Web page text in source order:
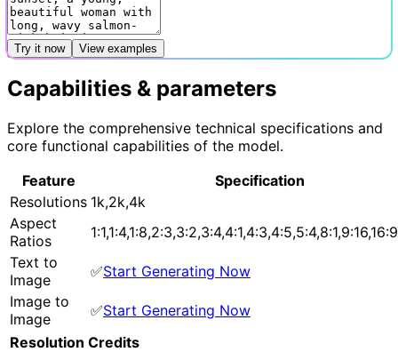
Try it now View examples
Capabilities & parameters
Explore the comprehensive technical specifications and
core functional capabilities of the model.
Feature
Specification
Resolutions 1k,2k,4k
Aspect
Ratios
Text to
Image
✅Start Generating Now
Image to
Image
✅Start Generating Now
Resolution Credits